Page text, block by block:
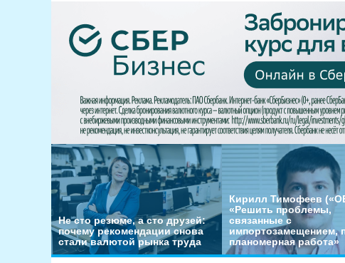
Не сто резюме, а сто друзей:
почему рекомендации снова
стали валютой рынка труда
Кирилл Тимофеев
«Решить проблемы,
связанные с
импортозамещением,
планомерная работа»